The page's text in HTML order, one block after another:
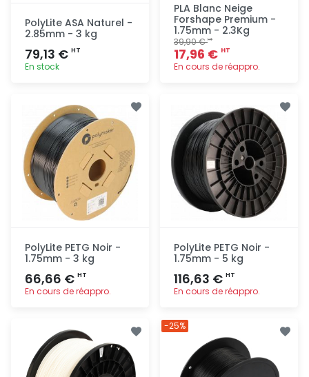
PolyLite ASA Naturel -
2.85mm - 3 kg
79,13 € HT
En stock
rapide
PLA Blanc Neige
Forshape Premium -
1.75mm - 2.3Kg
39,90 €HT
17,96 € HT
En cours de réappro.
rapide
PolyLite PETG Noir -
1.75mm - 3 kg
66,66 € HT
En cours de réappro.
rapide
PolyLite PETG Noir -
1.75mm - 5 kg
116,63 € HT
En cours de réappro.
rapide
-25%